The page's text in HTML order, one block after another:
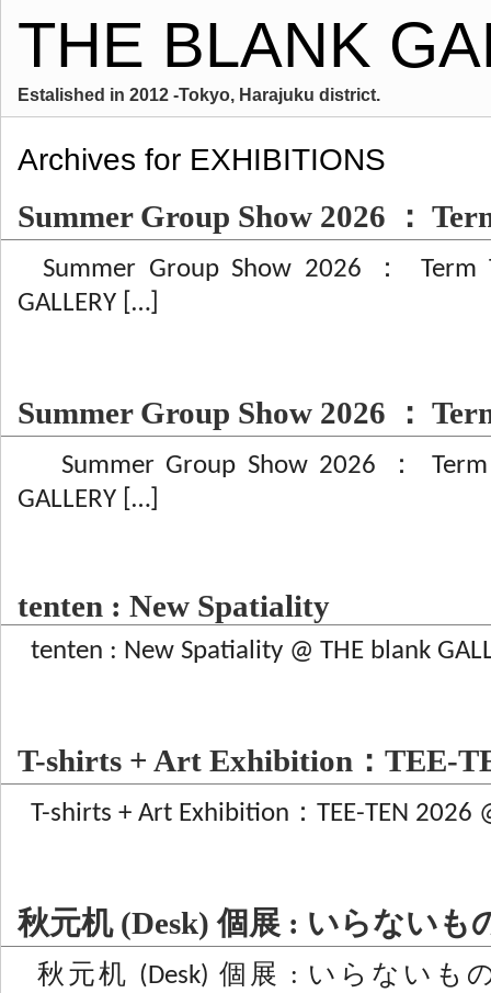
THE BLANK
Estalished in 2012 -Tokyo, Harajuku district.
Archives for EXHIBITIONS
Summer Group Show 2026 ：
Summer Group Show 2026 ： Term
GALLERY […]
Summer Group Show 2026 ：
Summer Group Show 2026 ： Term
GALLERY […]
tenten : New Spatiality
tenten : New Spatiality @ THE blank
T-shirts + Art Exhibition：TEE-
T-shirts + Art Exhibition：TEE-TEN 2026
秋元机 (Desk) 個展 : いらないも
秋元机 (Desk) 個展 : いらないも